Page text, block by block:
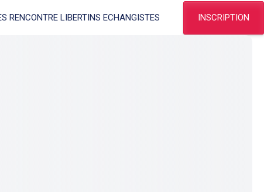
RENCONTRE LIBERTINS ECHANGISTES INSCRIPTION